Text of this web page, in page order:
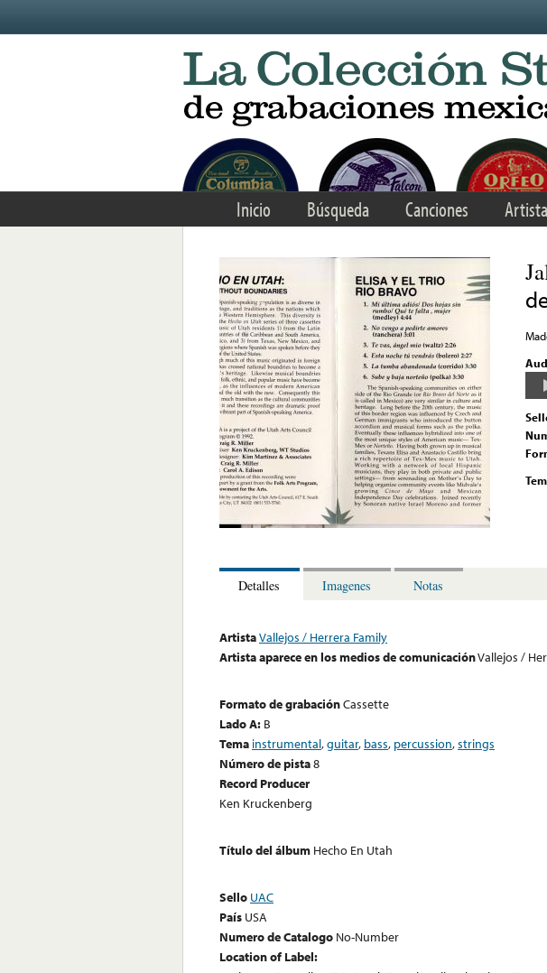
Inicio Búsqueda Canciones
Detalles Imagenes Notas
ArtistaVallejos / Herrera Family
Artista aparece en los medios de comunicaciónVallejos /
Formato de grabaciónCassette
Lado A: B
Tema instrumental,guitar, bass, percussion,strings
Número de pista8
Record Producer
Ken Kruckenberg
Título del álbum Hecho En Utah
Sello UAC
País USA
Numero de Catalogo No-Number
Location of Label: